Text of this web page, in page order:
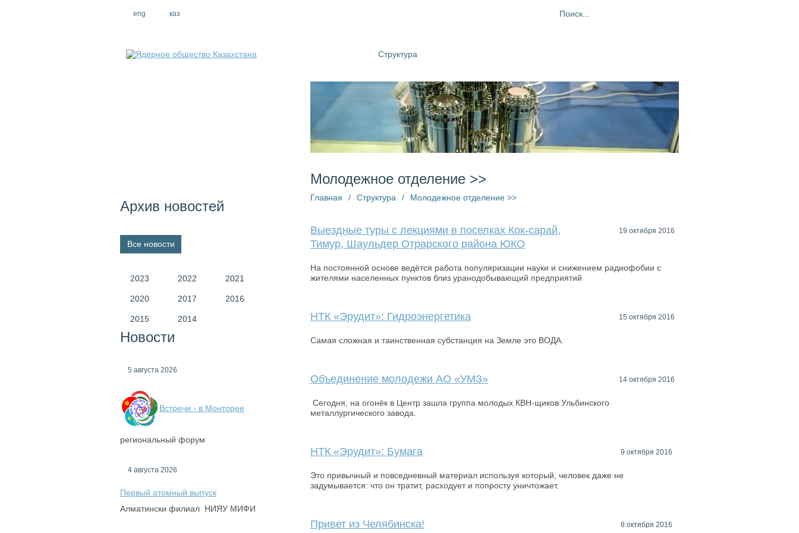
eng каз
Архив новостей
Все новости
2023 2022 2021
2020 2017 2016
2015 2014
Новости
5 августа 2026
Встречи - в Монторее
региональный форум
4 августа 2026
Первый атомный выпуск
Алматински филиал НИЯУ МИФИ
Структура
Молодежное отделение >>
Главная / Структура / Молодежное отделение >>
Выездные туры с лекциями в поселках Кок-сарай,
Тимур, Шаульдер Отрарского района ЮКО
19 октября 2016
На постоянной основе ведётся работа популяризации науки и снижением радиофобии с
жителями населенных пунктов близ уранодобывающий предприятий
НТК «Эрудит»: Гидроэнергетика 15 октября 2016
Самая сложная и таинственная субстанция на Земле это ВОДА.
Объединение молодежи АО «УМЗ» 14 октября 2016
Сегодня, на огонёк в Центр зашла группа молодых КВН-щиков Ульбинского
металлургического завода.
НТК «Эрудит»: Бумага 9 октября 2016
Это привычный и повседневный материал используя который, человек даже не
задумывается: что он тратит, расходует и попросту уничтожает.
Привет из Челябинска! 8 октября 2016